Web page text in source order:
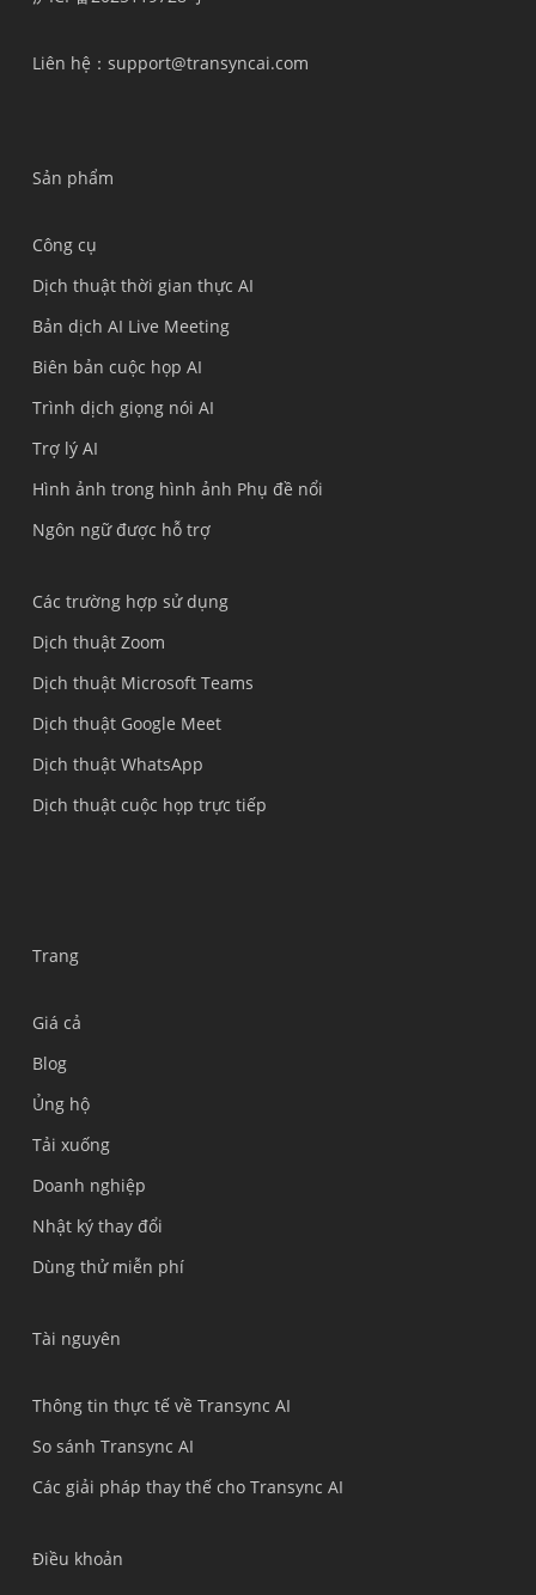
Liên hệ ：support@transyncai.com
Sản phẩm
Công cụ
Dịch thuật thời gian thực AI
Bản dịch AI Live Meeting
Biên bản cuộc họp AI
Trình dịch giọng nói AI
Trợ lý AI
Hình ảnh trong hình ảnh Phụ đề nổi
Ngôn ngữ được hỗ trợ
Các trường hợp sử dụng
Dịch thuật Zoom
Dịch thuật Microsoft Teams
Dịch thuật Google Meet
Dịch thuật WhatsApp
Dịch thuật cuộc họp trực tiếp
Trang
Giá cả
Blog
Ủng hộ
Tải xuống
Doanh nghiệp
Nhật ký thay đổi
Dùng thử miễn phí
Tài nguyên
Thông tin thực tế về Transync AI
So sánh Transync AI
Các giải pháp thay thế cho Transync AI
Điều khoản